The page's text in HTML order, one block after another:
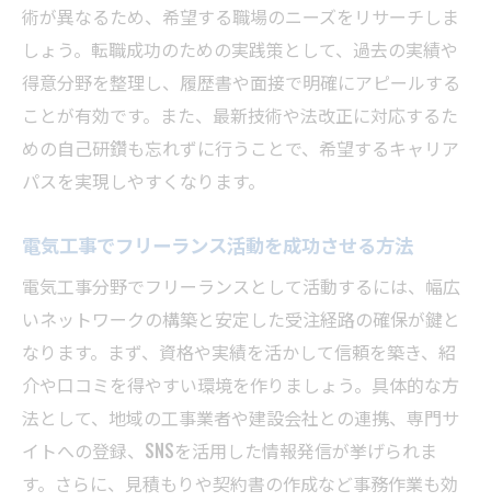
術が異なるため、希望する職場のニーズをリサーチしま
しょう。転職成功のための実践策として、過去の実績や
得意分野を整理し、履歴書や面接で明確にアピールする
ことが有効です。また、最新技術や法改正に対応するた
めの自己研鑽も忘れずに行うことで、希望するキャリア
パスを実現しやすくなります。
電気工事でフリーランス活動を成功させる方法
電気工事分野でフリーランスとして活動するには、幅広
いネットワークの構築と安定した受注経路の確保が鍵と
なります。まず、資格や実績を活かして信頼を築き、紹
介や口コミを得やすい環境を作りましょう。具体的な方
法として、地域の工事業者や建設会社との連携、専門サ
イトへの登録、SNSを活用した情報発信が挙げられま
す。さらに、見積もりや契約書の作成など事務作業も効